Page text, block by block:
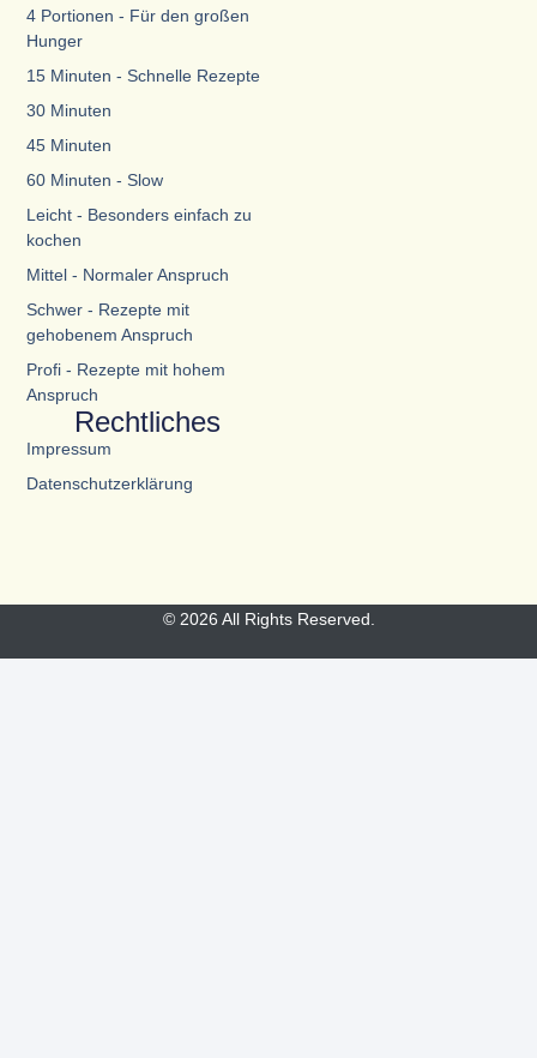
4 Portionen - Für den großen
Hunger
15 Minuten - Schnelle Rezepte
30 Minuten
45 Minuten
60 Minuten - Slow
Leicht - Besonders einfach zu
kochen
Mittel - Normaler Anspruch
Schwer - Rezepte mit
gehobenem Anspruch
Profi - Rezepte mit hohem
Anspruch
Rechtliches
Impressum
Datenschutzerklärung
© 2026 All Rights Reserved.